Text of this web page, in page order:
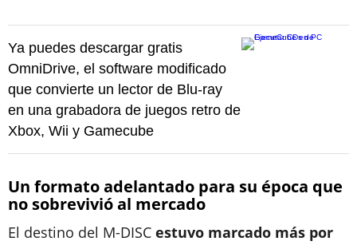
Ya puedes descargar gratis
OmniDrive, el software modificado
que convierte un lector de Blu-ray
en una grabadora de juegos retro de
Xbox, Wii y Gamecube
Un formato adelantado para su época que
no sobrevivió al mercado
El destino del M-DISC estuvo marcado más por